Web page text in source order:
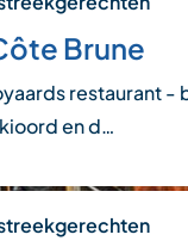
Brune
restaurant -
en d…